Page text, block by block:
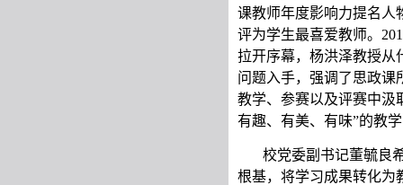
课教师年度影响力提名人
评为学生最喜爱教师。
拉开序幕，杨洪泽教授从
问题入手，强调了思政课
教学、参赛以及评赛中汲
有趣、有美、有味”的教
校党委副书记董毓良
根基，将学习成果转化为